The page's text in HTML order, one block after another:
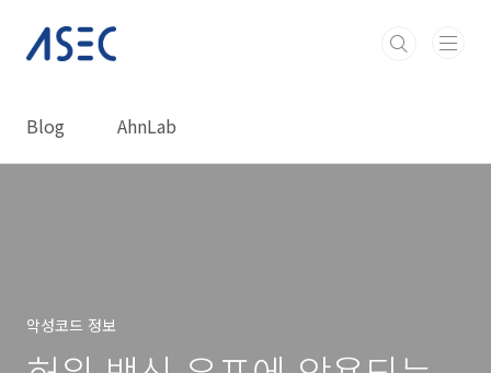
Blog AhnLab
악성코드 정보